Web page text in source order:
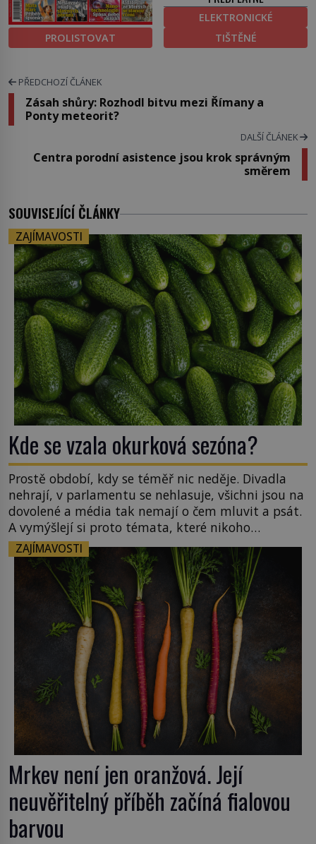
PROLISTOVAT
ELEKTRONICKÉ
TIŠTĚNÉ
PŘEDCHOZÍ ČLÁNEK
Zásah shůry: Rozhodl bitvu mezi Římany a
Ponty meteorit?
DALŠÍ ČLÁNEK
Centra porodní asistence jsou krok správným
směrem
SOUVISEJÍCÍ ČLÁNKY
ZAJÍMAVOSTI
Kde se vzala okurková sezóna?
Prostě období, kdy se téměř nic neděje. Divadla
nehrají, v parlamentu se nehlasuje, všichni jsou na
dovolené a média tak nemají o čem mluvit a psát.
A vymýšlejí si proto témata, které nikoho
nezajímají. Proč je však ona letní doba spojovaná
zrovna s okurkami? Okurkovou sezónu známe už
od poloviny 19. století, ovšem jako Češi […]
ZAJÍMAVOSTI
Mrkev není jen oranžová. Její
neuvěřitelný příběh začíná fialovou
barvou